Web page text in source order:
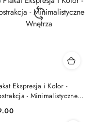
Ekspresja i Kolor -
- Minimalistyczne